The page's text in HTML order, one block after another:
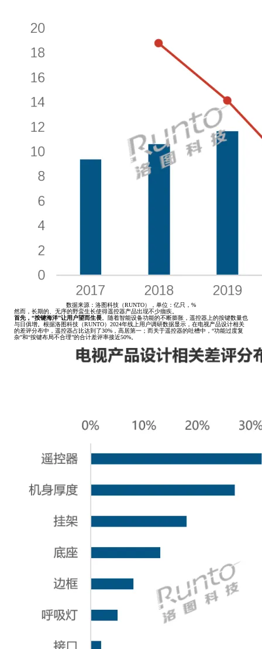
数据来源：洛图科技（RUNTO），单位：亿只，%
然而，长期的、无序的野蛮生长使得遥控器产品出现不少痼疾。
首先，“按键海洋”让用户望而生畏 。随着智能设备功能的不断膨胀，遥控器上的按键数量也
与日俱增。根据洛图科技（RUNTO）2024年线上用户调研数据显示，在电视产品设计相关
的差评分布中，遥控器占比达到了30%，高居第一；而关于遥控器的吐槽中，“功能过度复
杂”和“按键布局不合理”的合计差评率接近50%。